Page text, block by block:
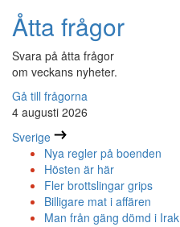
Åtta frågor
Svara på åtta frågor
om veckans nyheter.
Gå till frågorna
4 augusti 2026
Sverige
Nya regler på boenden
Hösten är här
Fler brottslingar grips
Billigare mat i affären
Man från gäng dömd i Irak